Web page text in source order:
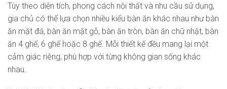
Tùy theo diện tích, phong cách nội thất và nhu cầu sử dụng,
gia chủ có thể lựa chọn nhiều kiểu bàn ăn khác nhau như bàn
ăn mặt đá, bàn ăn mặt gỗ, bàn ăn tròn, bàn ăn chữ nhật, bàn
ăn 4 ghế, 6 ghế hoặc 8 ghế. Mỗi thiết kế đều mang lại một
cảm giác riêng, phù hợp với từng không gian sống khác
nhau.